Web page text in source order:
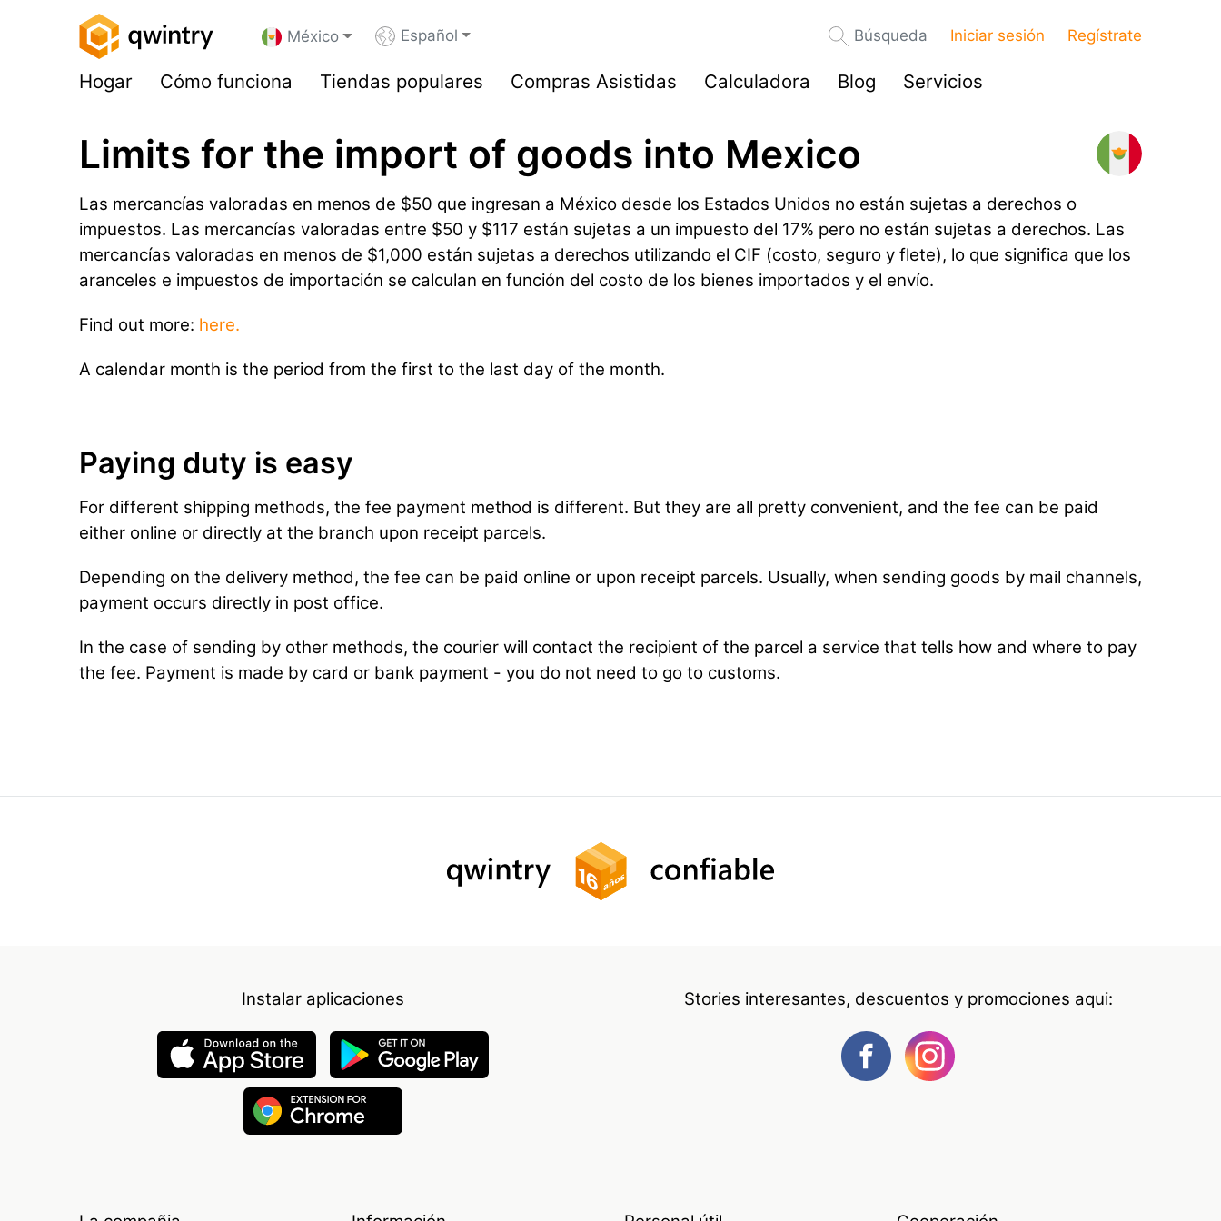
México Español Búsqueda Iniciar sesión Regístrate
Hogar Cómo funciona Tiendas populares Compras Asistidas Calculadora Blog Servicios
Limits for the import of goods into Mexico
Las mercancías valoradas en menos de $50 que ingresan a México desde los Estados Unidos no están sujetas a derechos o
impuestos. Las mercancías valoradas entre $50 y $117 están sujetas a un impuesto del 17% pero no están sujetas a derechos. Las
mercancías valoradas en menos de $1,000 están sujetas a derechos utilizando el CIF (costo, seguro y flete), lo que significa que los
aranceles e impuestos de importación se calculan en función del costo de los bienes importados y el envío.
Find out more: here.
A calendar month is the period from the first to the last day of the month.
Paying duty is easy
For different shipping methods, the fee payment method is different. But they are all pretty convenient, and the fee can be paid
either online or directly at the branch upon receipt parcels.
Depending on the delivery method, the fee can be paid online or upon receipt parcels. Usually, when sending goods by mail channels,
payment occurs directly in post office.
In the case of sending by other methods, the courier will contact the recipient of the parcel a service that tells how and where to pay
the fee. Payment is made by card or bank payment - you do not need to go to customs.
Instalar aplicaciones Stories interesantes, descuentos y promociones aqui: